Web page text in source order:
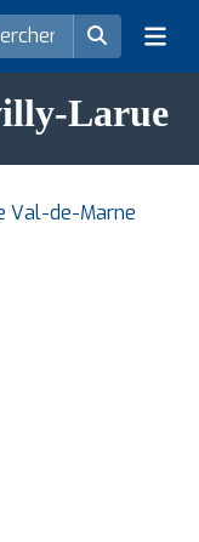
Larue
Val-de-Marne